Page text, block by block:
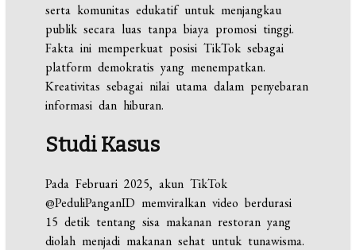
serta komunitas edukatif untuk menjangkau
publik secara luas tanpa biaya promosi tinggi.
Fakta ini memperkuat posisi TikTok sebagai
platform demokratis yang menempatkan.
Kreativitas sebagai nilai utama dalam penyebaran
informasi dan hiburan.
Studi Kasus
Pada Februari 2025, akun TikTok
@PeduliPanganID memviralkan video berdurasi
15 detik tentang sisa makanan restoran yang
diolah menjadi makanan sehat untuk tunawisma.